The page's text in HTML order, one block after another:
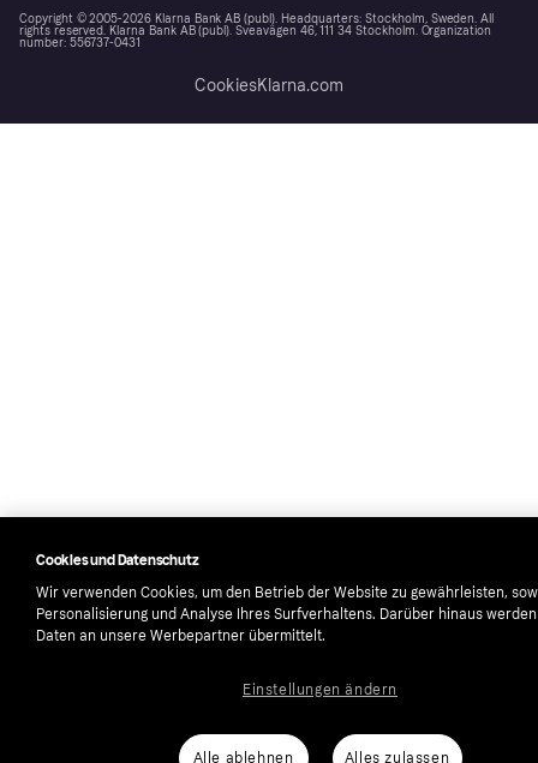
Copyright © 2005-2026 Klarna Bank AB (publ). Headquarters: Stockholm, Sweden. All
rights reserved. Klarna Bank AB (publ). Sveavägen 46, 111 34 Stockholm. Organization
number: 556737-0431
CookiesKlarna.com
Cookies und Datenschutz
Wir verwenden Cookies, um den Betrieb der Website zu gewährleisten,
Personalisierung und Analyse Ihres Surfverhaltens. Darüber hinaus
Daten an unsere Werbepartner übermittelt.
Alle ablehnen Alles zulassen
Einstellungen ändern